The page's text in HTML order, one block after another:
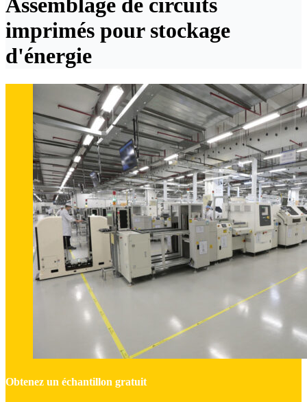
Assemblage de circuits
imprimés pour stockage
d'énergie
Obtenez un échantillon gratuit